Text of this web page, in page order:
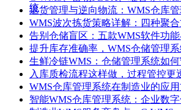
统
退货管理与逆向物流：WMS仓库
WMS波次拣货策略详解：四种聚
告别仓储盲区：五款WMS软件功
提升库存准确率，WMS仓储管理
生鲜冷链WMS：仓储管理系统如
入库质检流程这样做，过程管控更
WMS仓库管理系统在制造业的应
智能WMS仓库管理系统：企业数